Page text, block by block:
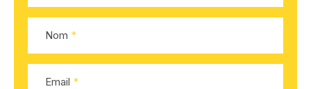
Nom
Email